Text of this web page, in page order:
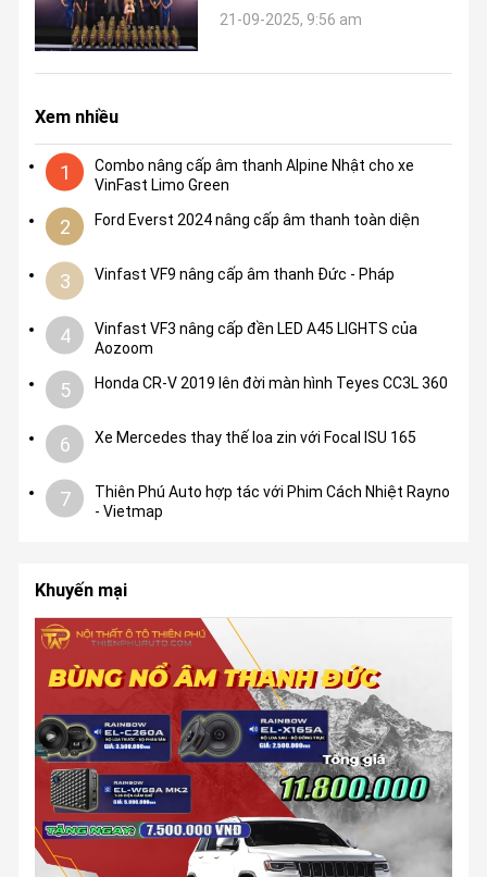
21-09-2025, 9:56 am
Xem nhiều
1
Combo nâng cấp âm thanh Alpine Nhật cho xe
VinFast Limo Green
2 Ford Everst 2024 nâng cấp âm thanh toàn diện
3 Vinfast VF9 nâng cấp âm thanh Đức - Pháp
4
Vinfast VF3 nâng cấp đền LED A45 LIGHTS của
Aozoom
5 Honda CR-V 2019 lên đời màn hình Teyes CC3L 360
6 Xe Mercedes thay thế loa zin với Focal ISU 165
7
Thiên Phú Auto hợp tác với Phim Cách Nhiệt Rayno
- Vietmap
Khuyến mại